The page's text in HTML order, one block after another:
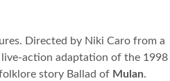
Directed by Niki Caro from a
live-action adaptation of the 1998
story Ballad of Mulan.